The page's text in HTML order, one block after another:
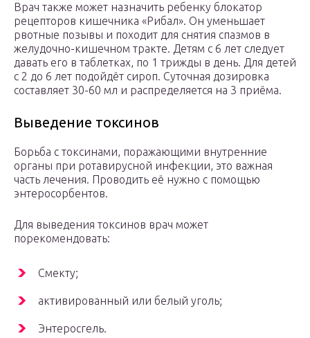
Врач также может назначить ребенку блокатор
рецепторов кишечника «Рибал». Он уменьшает
рвотные позывы и походит для снятия спазмов в
желудочно-кишечном тракте. Детям с 6 лет следует
давать его в таблетках, по 1 трижды в день. Для детей
с 2 до 6 лет подойдёт сироп. Суточная дозировка
составляет 30-60 мл и распределяется на 3 приёма.
Выведение токсинов
Борьба с токсинами, поражающими внутренние
органы при ротавирусной инфекции, это важная
часть лечения. Проводить её нужно с помощью
энтеросорбентов.
Для выведения токсинов врач может
порекомендовать:
Смекту;
активированный или белый уголь;
Энтеросгель.